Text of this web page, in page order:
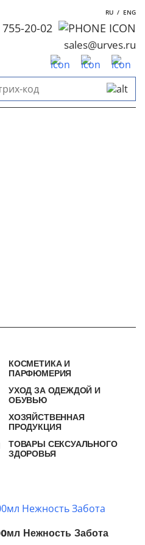
RU / ENG
755-20-02
sales@urves.ru
КОСМЕТИКА И
ПАРФЮМЕРИЯ
УХОД ЗА ОДЕЖДОЙ И
ОБУВЬЮ
ХОЗЯЙСТВЕННАЯ
ПРОДУКЦИЯ
ТОВАРЫ СЕКСУАЛЬНОГО
ЗДОРОВЬЯ
Нежность Забота